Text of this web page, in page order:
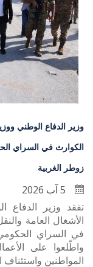
وزير الدفاع الوطني
الكوارث في السراي
زوطر الغربية
تفقد وزير الدفاع
الأشغال العامة
في السراي
واطّلعوا على
المواطنين واستئناف